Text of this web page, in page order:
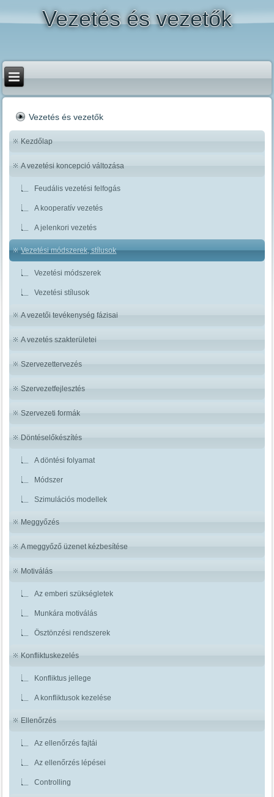
Vezetés és vezetők
Vezetés és vezetők
Kezdőlap
A vezetési koncepció változása
Feudális vezetési felfogás
A kooperatív vezetés
A jelenkori vezetés
Vezetési módszerek, stílusok
Vezetési módszerek
Vezetési stílusok
A vezetői tevékenység fázisai
A vezetés szakterületei
Szervezettervezés
Szervezetfejlesztés
Szervezeti formák
Döntéselőkészítés
A döntési folyamat
Módszer
Szimulációs modellek
Meggyőzés
A meggyőző üzenet kézbesítése
Motiválás
Az emberi szükségletek
Munkára motiválás
Ösztönzési rendszerek
Konfliktuskezelés
Konfliktus jellege
A konfliktusok kezelése
Ellenőrzés
Az ellenőrzés fajtái
Az ellenőrzés lépései
Controlling